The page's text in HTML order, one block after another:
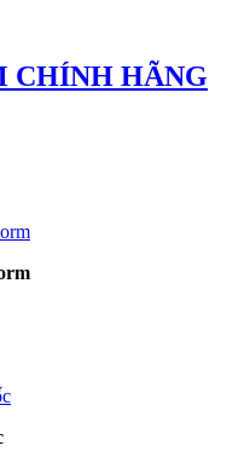
CHÍNH HÃNG